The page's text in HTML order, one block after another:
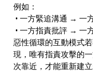
例如：
• 一方緊追溝通 → 一
• 一方指責批評 → 一
惡性循環的互動模式
現，唯有指責攻擊的
次靠近，才能重新建立